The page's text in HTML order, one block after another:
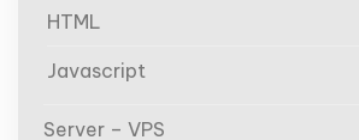
HTML
Javascript
Server – VPS